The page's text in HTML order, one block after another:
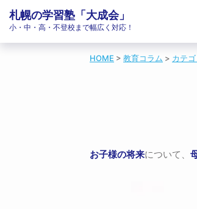
札幌の学習塾「大成会」
小・中・高・不登校まで幅広く対応！
HOME > 教育コラム > カテ
お子様の将来について、